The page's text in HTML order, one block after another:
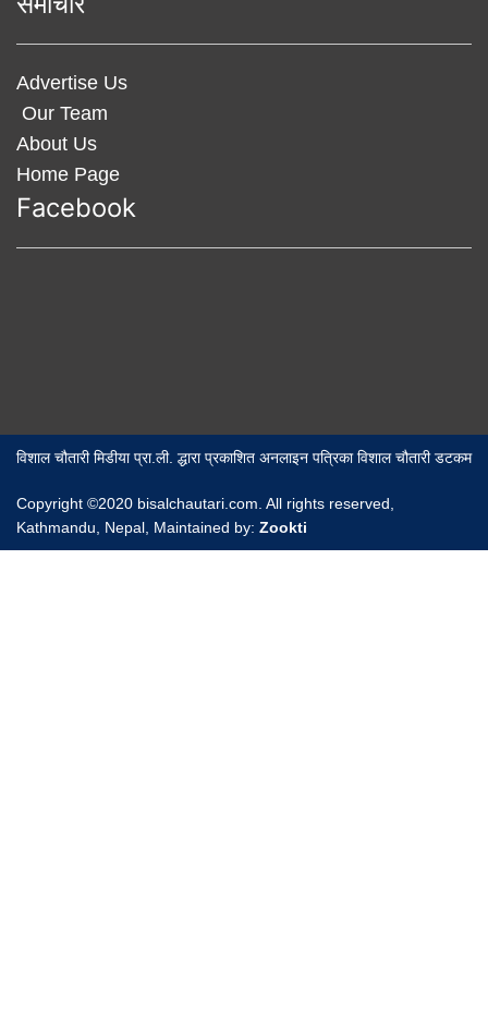
Advertise Us
Our Team
About Us
Home Page
Facebook
विशाल चौतारी मिडीया प्रा.ली. द्धारा प्रकाशित अनलाइन पत्रिका विशाल चौतारी डटकम
Copyright ©2020 bisalchautari.com. All rights reserved,
Kathmandu, Nepal, Maintained by: Zookti